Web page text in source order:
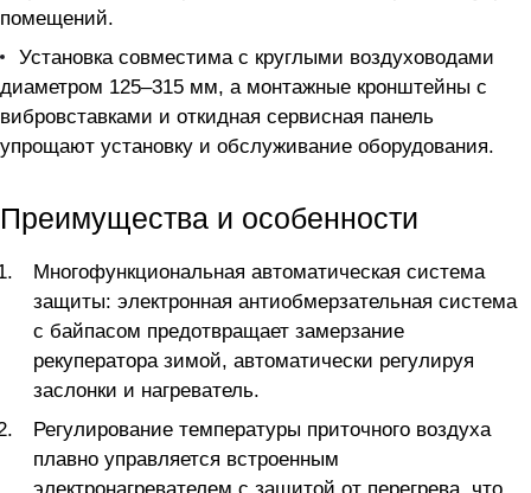
помещений.
Установка совместима с круглыми воздуховодами
диаметром 125–315 мм, а монтажные кронштейны с
вибровставками и откидная сервисная панель
упрощают установку и обслуживание оборудования.
Преимущества и особенности
Многофункциональная автоматическая система
защиты: электронная антиобмерзательная система
с байпасом предотвращает замерзание
рекуператора зимой, автоматически регулируя
заслонки и нагреватель.
Регулирование температуры приточного воздуха
плавно управляется встроенным